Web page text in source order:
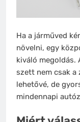
Ha a járműved
növelni, egy
kiváló
szett nem csak a
lehetővé, de
mindennapi